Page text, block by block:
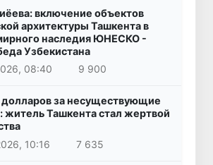
включение объектов
архитектуры Ташкента в
наследия ЮНЕСКО -
Узбекистана
08:40
9 900
за несуществующие
житель Ташкента стал жертвой
10:16
7 635